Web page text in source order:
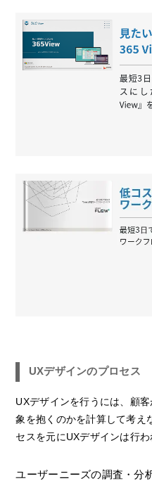
UXデザインのプロセス
UXデザインを行うには、顧
象を抱くのかを計算して考え
セスを元にUXデザインは行わ
ユーザーニーズの調査・分